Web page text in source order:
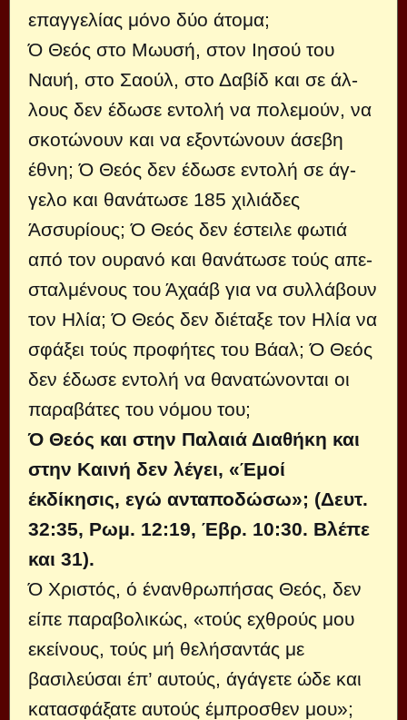
επαγγελίας μόνο δύο άτομα;
Ό Θεός στο Μωυσή, στον Ιησού του
Ναυή, στο Σαούλ, στο Δαβίδ και σε άλ­
λους δεν έδωσε εντολή να πολεμούν, να
σκοτώνουν και να εξοντώνουν άσεβη
έθνη; Ό Θεός δεν έδωσε εντολή σε άγ­
γελο και θανάτωσε 185 χιλιάδες
Άσσυρίους; Ό Θεός δεν έστειλε φωτιά
από τον ουρανό και θανάτωσε τούς απε­
σταλμένους του Άχαάβ για να συλλά­βουν
τον Ηλία; Ό Θεός δεν διέταξε τον Ηλία να
σφάξει τούς προφήτες του Βάαλ; Ό Θεός
δεν έδωσε εντολή να θανατώνονται οι
παραβάτες του νόμου του;
Ό Θεός και στην Παλαιά Διαθήκη και
στην Καινή δεν λέγει, «Έμοί
έκδίκησις, εγώ ανταποδώσω»; (Δευτ.
32:35, Ρωμ. 12:19, Έβρ. 10:30. Βλέπε
και 31).
Ό Χριστός, ό ένανθρωπήσας Θεός, δεν
είπε παραβολικώς, «τούς εχθρούς μου
εκείνους, τούς μή θελήσαντάς με
βασιλεύσαι έπ’ αυτούς, άγάγετε ώδε και
κατασφάξατε αυτούς έμπροσθεν μου»;